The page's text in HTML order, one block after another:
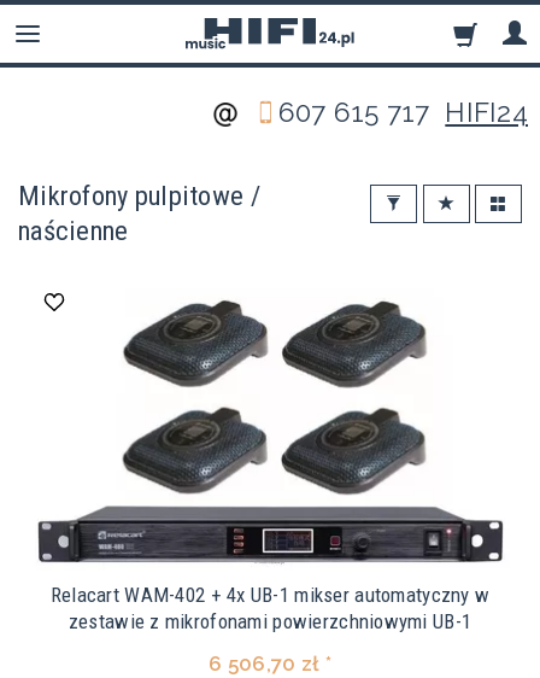
607 615 717 HIFI24
Mikrofony pulpitowe /
naścienne
Relacart WAM-402 + 4x UB-1 mikser automatyczny w
zestawie z mikrofonami powierzchniowymi UB-1
6 506,70 zł *